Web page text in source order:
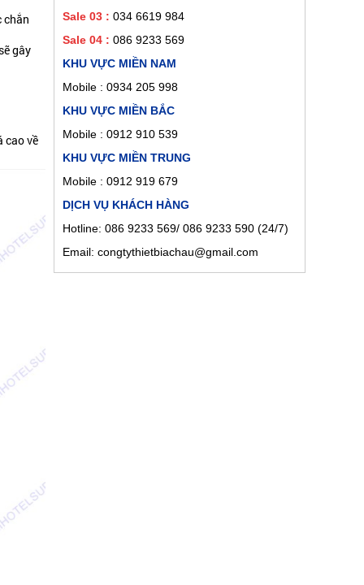
chắn
gây
cao về
Sale 03 : 034 6619 984
Sale 04 : 086 9233 569
KHU VỰC MIỀN NAM
Mobile : 0934 205 998
KHU VỰC MIỀN BẮC
Mobile : 0912 910 539
KHU VỰC MIỀN TRUNG
Mobile : 0912 919 679
DỊCH VỤ KHÁCH HÀNG
Hotline: 086 9233 569/ 086 9233 590 (24/7)
Email: congtythietbiachau@gmail.com